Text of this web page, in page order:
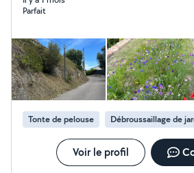
Parfait
Tonte de pelouse Débroussaillage de
Voir le profil